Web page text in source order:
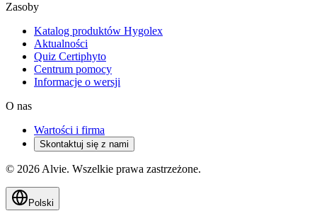
Zasoby
Katalog produktów Hygolex
Aktualności
Quiz Certiphyto
Centrum pomocy
Informacje o wersji
O nas
Wartości i firma
Skontaktuj się z nami
© 2026 Alvie. Wszelkie prawa zastrzeżone.
Polski